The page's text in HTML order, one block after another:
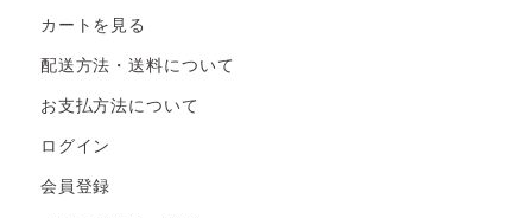
カートを見る
配送方法・送料について
お支払方法について
ログイン
会員登録